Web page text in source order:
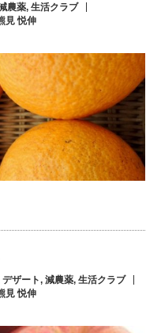
農薬, 生活クラブ
見 悦伸
デザート, 減農薬, 生活クラブ
見 悦伸